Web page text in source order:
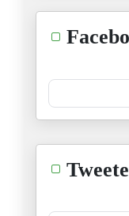
نفخ
02/
16/